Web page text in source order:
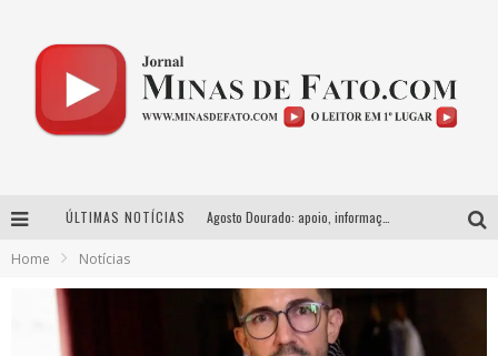
ÚLTIMAS NOTÍCIAS
Home Notícias